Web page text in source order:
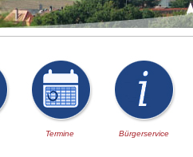
Termine Bürgerservice